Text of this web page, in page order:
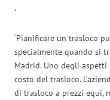
‘
‘Pianificare un trasloco
specialmente quando si
Madrid. Uno degli
costo del trasloco.
di trasloco a prezzi equi,